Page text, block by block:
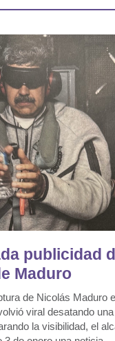
publicidad
Maduro
de Nicolás Maduro
viral desatando
la visibilidad, el